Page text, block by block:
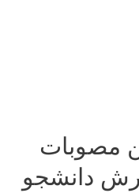
مصوبات
دانشجو